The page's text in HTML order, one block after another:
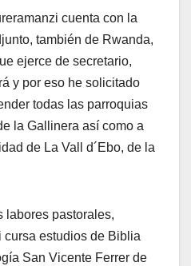
cuenta con la
también de Rwanda,
ejerce de secretario,
y por eso he solicitado
todas las parroquias
la Gallinera así como a
de La Vall d´Ebo, de la
labores pastorales,
estudios de Biblia
San Vicente Ferrer de